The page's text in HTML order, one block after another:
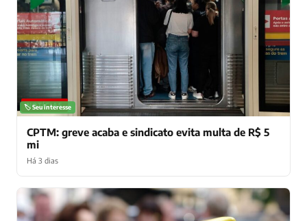
NOTÍCIAS
🏷️ Seu interesse
CPTM: greve acaba e sindicato evita multa de R$ 5
mi
Há 3 dias